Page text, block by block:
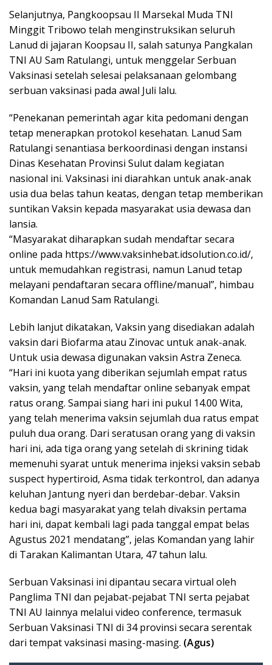
Selanjutnya, Pangkoopsau II Marsekal Muda TNI
Minggit Tribowo telah menginstruksikan seluruh
Lanud di jajaran Koopsau II, salah satunya Pangkalan
TNI AU Sam Ratulangi, untuk menggelar Serbuan
Vaksinasi setelah selesai pelaksanaan gelombang
serbuan vaksinasi pada awal Juli lalu.
“Penekanan pemerintah agar kita pedomani dengan
tetap menerapkan protokol kesehatan. Lanud Sam
Ratulangi senantiasa berkoordinasi dengan instansi
Dinas Kesehatan Provinsi Sulut dalam kegiatan
nasional ini. Vaksinasi ini diarahkan untuk anak-anak
usia dua belas tahun keatas, dengan tetap memberikan
suntikan Vaksin kepada masyarakat usia dewasa dan
lansia.
“Masyarakat diharapkan sudah mendaftar secara
online pada https://www.vaksinhebat.idsolution.co.id/,
untuk memudahkan registrasi, namun Lanud tetap
melayani pendaftaran secara offline/manual”, himbau
Komandan Lanud Sam Ratulangi.
Lebih lanjut dikatakan, Vaksin yang disediakan adalah
vaksin dari Biofarma atau Zinovac untuk anak-anak.
Untuk usia dewasa digunakan vaksin Astra Zeneca.
“Hari ini kuota yang diberikan sejumlah empat ratus
vaksin, yang telah mendaftar online sebanyak empat
ratus orang. Sampai siang hari ini pukul 14.00 Wita,
yang telah menerima vaksin sejumlah dua ratus empat
puluh dua orang. Dari seratusan orang yang di vaksin
hari ini, ada tiga orang yang setelah di skrining tidak
memenuhi syarat untuk menerima injeksi vaksin sebab
suspect hypertiroid, Asma tidak terkontrol, dan adanya
keluhan Jantung nyeri dan berdebar-debar. Vaksin
kedua bagi masyarakat yang telah divaksin pertama
hari ini, dapat kembali lagi pada tanggal empat belas
Agustus 2021 mendatang”, jelas Komandan yang lahir
di Tarakan Kalimantan Utara, 47 tahun lalu.
Serbuan Vaksinasi ini dipantau secara virtual oleh
Panglima TNI dan pejabat-pejabat TNI serta pejabat
TNI AU lainnya melalui video conference, termasuk
Serbuan Vaksinasi TNI di 34 provinsi secara serentak
dari tempat vaksinasi masing-masing. (Agus)